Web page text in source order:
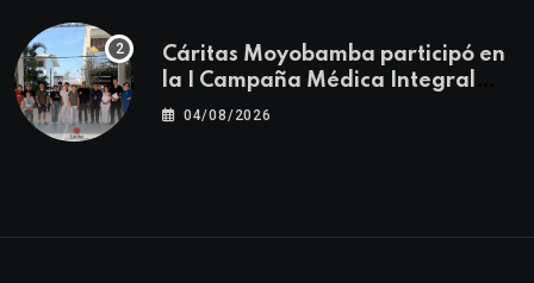
Cáritas Moyobamba participó en
la I Campaña Médica Integral
Gratuita llevando salud y
04/08/2026